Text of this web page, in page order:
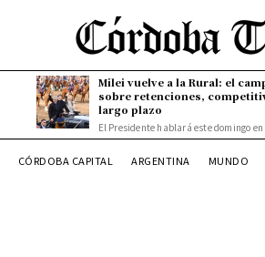
Milei vuelve a la Rural: el
sobre retenciones,
largo plazo
El Presidente hablará este domingo en
CÓRDOBA CAPITAL ARGENTINA MUNDO